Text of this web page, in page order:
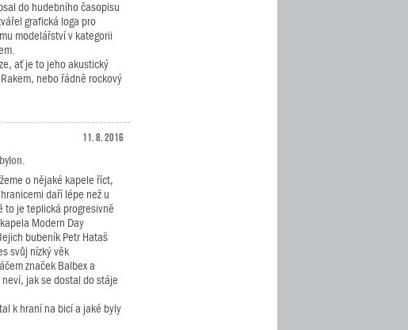
do hudebního časopisu
grafická loga pro
modelářství v kategorii
ať je to jeho akustický
nebo řádně rockový
11. 8. 2016
o nějaké kapele říct,
daří lépe než u
to je teplická progresivně
Modern Day
bubeník Petr Hataš
svůj nízký věk
značek Balbex a
jak se dostal do stáje
k hraní na bicí a jaké byly